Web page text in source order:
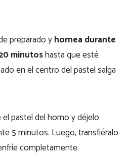
preparado yhornea durante
minutoshasta que esté
en el centro del pastel salga
pastel del horno y déjelo
5 minutos. Luego, transfiéralo
completamente.